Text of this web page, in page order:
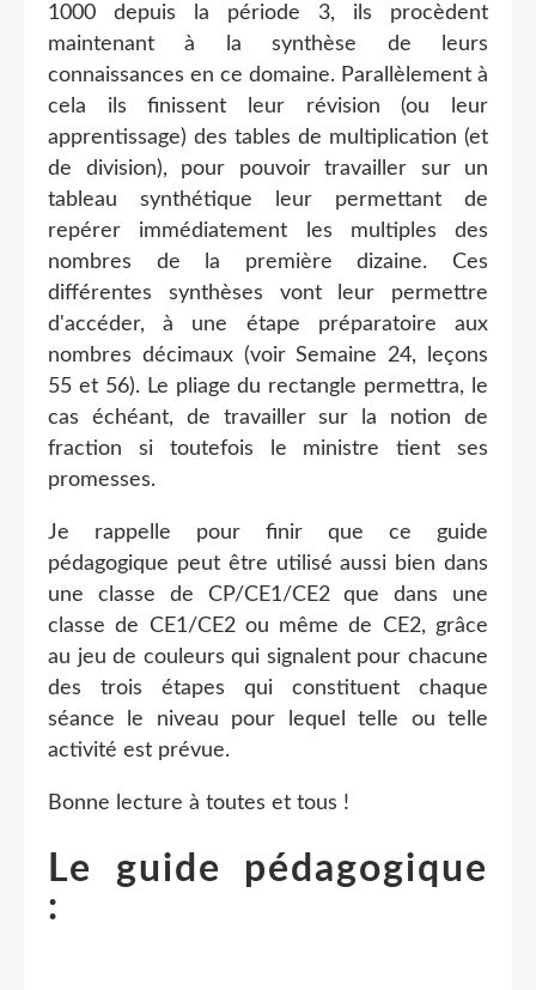
1000 depuis la période 3, ils procèdent
maintenant à la synthèse de leurs
connaissances en ce domaine. Parallèlement à
cela ils finissent leur révision (ou leur
apprentissage) des tables de multiplication (et
de division), pour pouvoir travailler sur un
tableau synthétique leur permettant de
repérer immédiatement les multiples des
nombres de la première dizaine. Ces
différentes synthèses vont leur permettre
d'accéder, à une étape préparatoire aux
nombres décimaux (voir Semaine 24, leçons
55 et 56). Le pliage du rectangle permettra, le
cas échéant, de travailler sur la notion de
fraction si toutefois le ministre tient ses
promesses.
Je rappelle pour finir que ce guide
pédagogique peut être utilisé aussi bien dans
une classe de CP/CE1/CE2 que dans une
classe de CE1/CE2 ou même de CE2, grâce
au jeu de couleurs qui signalent pour chacune
des trois étapes qui constituent chaque
séance le niveau pour lequel telle ou telle
activité est prévue.
Bonne lecture à toutes et tous !
Le guide pédagogique
: